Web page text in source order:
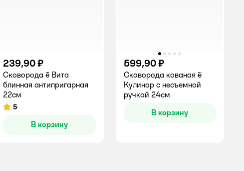
239,90 ₽
Сковорода ё Вита
блинная антипригарная
22см
Рейтинг:
5
В корзину
599,90 ₽
Сковорода кованая ё
Кулинар с несъемной
ручкой 24см
В корзину